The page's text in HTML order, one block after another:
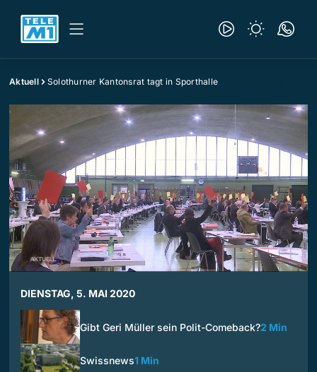
Aktuell Solothurner Kantonsrat tagt in Sporthalle
DIENSTAG, 5. MAI 2020
Gibt Geri Müller sein Polit-Comeback?2 Min
Swissnews1 Min